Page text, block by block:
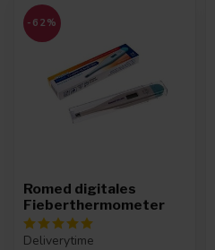
-62%
Romed digitales
Fieberthermometer
Deliverytime